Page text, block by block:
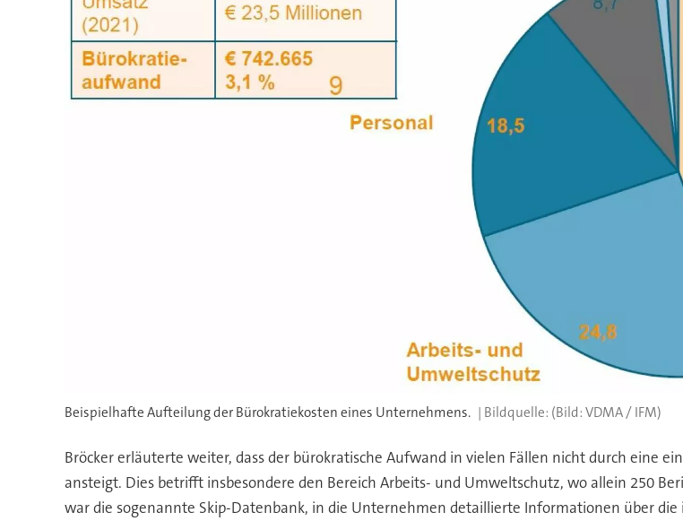
Beispielhafte Aufteilung der Bürokratiekosten eines Unternehmens. (Bild: VDMA / IFM)
Bröcker erläuterte weiter, dass der bürokratische Aufwand in vielen Fällen nicht durch eine
ansteigt. Dies betrifft insbesondere den Bereich Arbeits- und Umweltschutz, wo allein 250
war die sogenannte Skip-Datenbank, in die Unternehmen detaillierte Informationen über